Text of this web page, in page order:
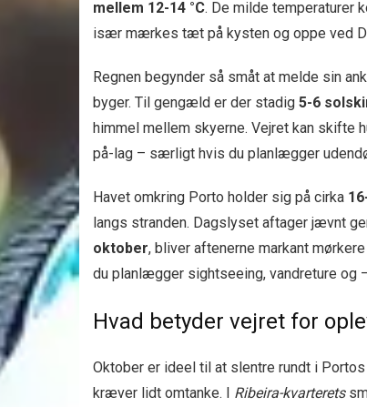
mellem 12-14 °C. De milde temperaturer
især mærkes tæt på kysten og oppe ved
Regnen begynder så småt at melde sin
byger. Til gengæld er der stadig 5-6
himmel mellem skyerne. Vejret kan skifte
på-lag – særligt hvis du planlægger
Havet omkring Porto holder sig på cirka
langs stranden. Dagslyset aftager jævnt
oktober, bliver aftenerne markant
du planlægger sightseeing, vandreture og
Hvad betyder vejret for
Oktober er ideel til at slentre rundt i
kræver lidt omtanke. I Ribeira-kvarterets